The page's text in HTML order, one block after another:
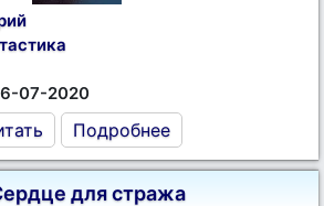
07-2020
Подробнее
для стража